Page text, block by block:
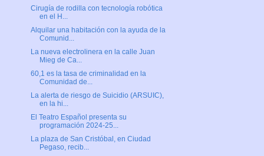
Cirugía de rodilla con tecnología robótica
en el H...
Alquilar una habitación con la ayuda de la
Comunid...
La nueva electrolinera en la calle Juan
Mieg de Ca...
60,1 es la tasa de criminalidad en la
Comunidad de...
La alerta de riesgo de Suicidio (ARSUIC),
en la hi...
El Teatro Español presenta su
programación 2024-25...
La plaza de San Cristóbal, en Ciudad
Pegaso, recib...